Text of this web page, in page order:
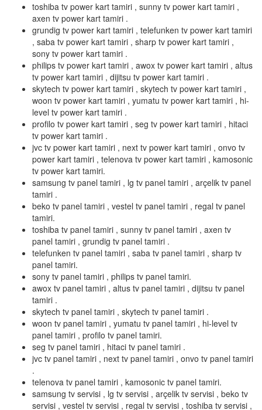
toshiba tv power kart tamiri , sunny tv power kart tamiri ,
axen tv power kart tamiri .
grundig tv power kart tamiri , telefunken tv power kart tamiri
, saba tv power kart tamiri , sharp tv power kart tamiri ,
sony tv power kart tamiri .
philips tv power kart tamiri , awox tv power kart tamiri , altus
tv power kart tamiri , dijitsu tv power kart tamiri .
skytech tv power kart tamiri , skytech tv power kart tamiri ,
woon tv power kart tamiri , yumatu tv power kart tamiri , hi-
level tv power kart tamiri .
profilo tv power kart tamiri , seg tv power kart tamiri , hitaci
tv power kart tamiri .
jvc tv power kart tamiri , next tv power kart tamiri , onvo tv
power kart tamiri , telenova tv power kart tamiri , kamosonic
tv power kart tamiri.
samsung tv panel tamiri , lg tv panel tamiri , arçelik tv panel
tamiri .
beko tv panel tamiri , vestel tv panel tamiri , regal tv panel
tamiri.
toshiba tv panel tamiri , sunny tv panel tamiri , axen tv
panel tamiri , grundig tv panel tamiri .
telefunken tv panel tamiri , saba tv panel tamiri , sharp tv
panel tamiri.
sony tv panel tamiri , philips tv panel tamiri.
awox tv panel tamiri , altus tv panel tamiri , dijitsu tv panel
tamiri .
skytech tv panel tamiri , skytech tv panel tamiri .
woon tv panel tamiri , yumatu tv panel tamiri , hi-level tv
panel tamiri , profilo tv panel tamiri.
seg tv panel tamiri , hitaci tv panel tamiri .
jvc tv panel tamiri , next tv panel tamiri , onvo tv panel tamiri
.
telenova tv panel tamiri , kamosonic tv panel tamiri.
samsung tv servisi , lg tv servisi , arçelik tv servisi , beko tv
servisi , vestel tv servisi , regal tv servisi , toshiba tv servisi ,